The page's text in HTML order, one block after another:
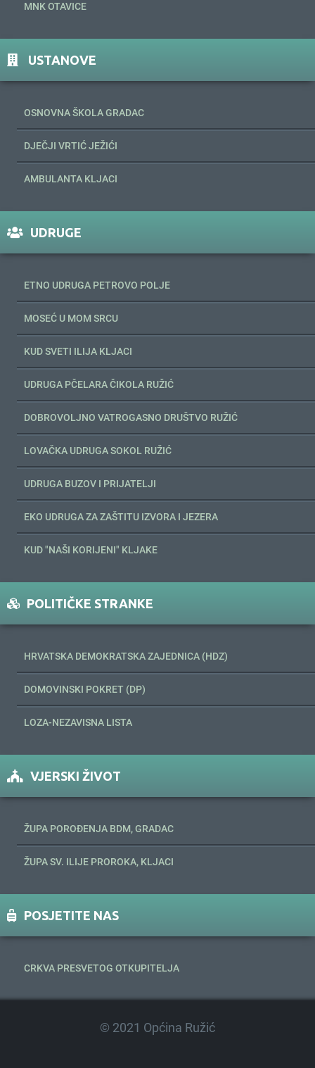
MNK OTAVICE
USTANOVE
OSNOVNA ŠKOLA GRADAC
DJEČJI VRTIĆ JEŽIĆI
AMBULANTA KLJACI
UDRUGE
ETNO UDRUGA PETROVO POLJE
MOSEĆ U MOM SRCU
KUD SVETI ILIJA KLJACI
UDRUGA PČELARA ČIKOLA RUŽIĆ
DOBROVOLJNO VATROGASNO DRUŠTVO RUŽIĆ
LOVAČKA UDRUGA SOKOL RUŽIĆ
UDRUGA BUZOV I PRIJATELJI
EKO UDRUGA ZA ZAŠTITU IZVORA I JEZERA
KUD "NAŠI KORIJENI" KLJAKE
POLITIČKE STRANKE
HRVATSKA DEMOKRATSKA ZAJEDNICA (HDZ)
DOMOVINSKI POKRET (DP)
LOZA-NEZAVISNA LISTA
VJERSKI ŽIVOT
ŽUPA POROĐENJA BDM, GRADAC
ŽUPA SV. ILIJE PROROKA, KLJACI
POSJETITE NAS
CRKVA PRESVETOG OTKUPITELJA
© 2021 Općina Ružić